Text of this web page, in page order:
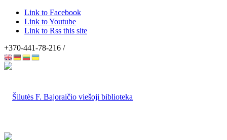
Link to Facebook
Link to Youtube
Link to Rss this site
+370-441-78-216 /